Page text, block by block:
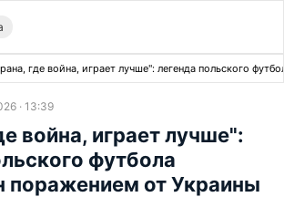
где война, играет лучше": легенда польского
· 13:39
война, играет лучше":
футбола
поражением от Украины